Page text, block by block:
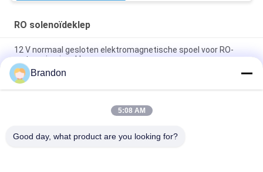
RO solenoïdeklep
12 V normaal gesloten elektromagnetische spoel voor RO-
waterzuiveringskleppen
Het Type van EVI 3P/16 AMISCO Hydraulische Solenoïderol
220VAC 110VAC 24VDC 12VDC 26W
Zuivere Water Omgekeerde Osmose 6.35mm Klep van de Stop
Brandon
5:08 AM
Good day, what product are you looking for?